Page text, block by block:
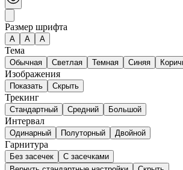
Размер шрифта
А A A
Тема
Обычная Светлая Темная Синяя
Изображения
Показать Скрыть
Трекинг
Стандартный Средний Большой
Интервал
Одинарный Полуторный Двойной
Гарнитура
Без засечек
С засечками